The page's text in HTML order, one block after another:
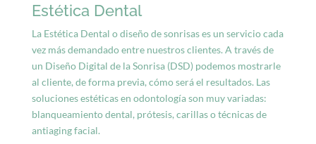
Estética Dental
La Estética Dental o diseño de sonrisas es un servicio cada
vez más demandado entre nuestros clientes. A través de
un Diseño Digital de la Sonrisa (DSD) podemos mostrarle
al cliente, de forma previa, cómo será el resultados. Las
soluciones estéticas en odontología son muy variadas:
blanqueamiento dental, prótesis, carillas o técnicas de
antiaging facial.